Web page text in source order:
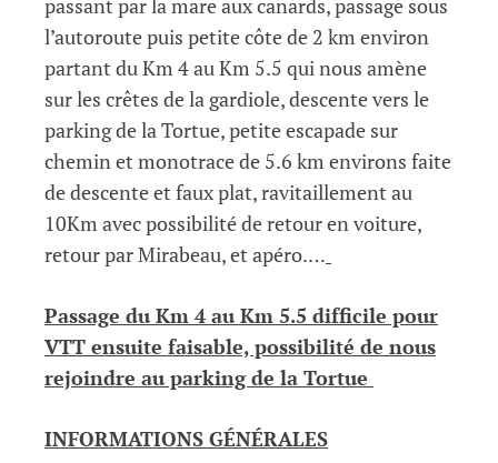
passant par la mare aux canards, passage sous
l’autoroute puis petite côte de 2 km environ
partant du Km 4 au Km 5.5 qui nous amène
sur les crêtes de la gardiole, descente vers le
parking de la Tortue, petite escapade sur
chemin et monotrace de 5.6 km environs faite
de descente et faux plat, ravitaillement au
10Km avec possibilité de retour en voiture,
retour par Mirabeau, et apéro.…
Passage du Km 4 au Km 5.5 difficile pour
VTT ensuite faisable, possibilité de nous
rejoindre au parking de la Tortue
INFORMATIONS GÉNÉRALES